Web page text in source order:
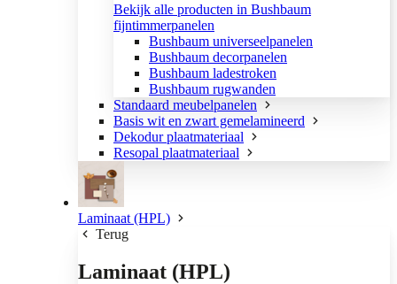
Bekijk alle producten in Bushbaum
fijntimmerpanelen
Bushbaum universeelpanelen
Bushbaum decorpanelen
Bushbaum ladestroken
Bushbaum rugwanden
Standaard meubelpanelen
Basis wit en zwart gemelamineerd
Dekodur plaatmateriaal
Resopal plaatmateriaal
Laminaat (HPL)
Terug
Laminaat (HPL)